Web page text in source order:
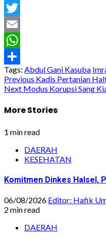
Facebook
Twitter
Email
WhatsApp
Share
Tags: Abdul Gani Kasuba
Post
Previous Kadis Pertanian
Next Modus Korupsi Sang
More Stories
1 min read
DAERAH
KESEHATAN
Komitmen Dinkes Halsel,
06/08/2026 Editor: Hafik
2 min read
DAERAH